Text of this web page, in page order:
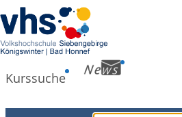
Kurssuche